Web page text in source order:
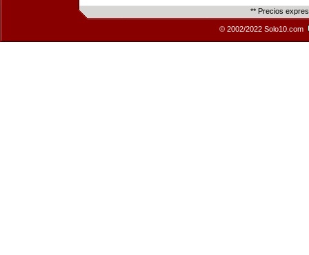
** Precios
© 2002/2022 Solo10.com